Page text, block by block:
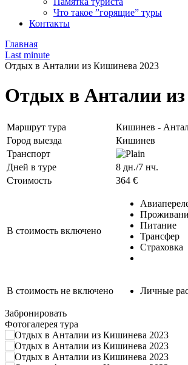
Что такое ”горящие” туры
Контакты
Главная
Last minute
Отдых в Анталии из Кишинева 2023
Отдых в Анталии
Маршрут тура
Кишинев -
Город выезда
Кишинев
Транспорт
Дней в туре
8 дн./7 нч.
Стоимость
364 €
В стоимость включено
Питание
Трансфер
Страховка
В стоимость не включено Личные
Забронировать
Фотогалерея тура